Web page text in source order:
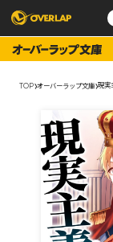
コミックガルド
コミッククリエ
コミックエッ
ポケットモン
アニメ
ゲーム
企業
会社概要
採用情報
アクセス
オーバーラッ
TOP オーバーラップ文庫 現実